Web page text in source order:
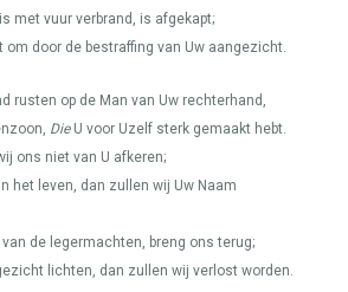
met vuur verbrand, is afgekapt;
om door de bestraffing van Uw aangezicht.
rusten op de Man van Uw rechterhand,
DieU voor Uzelf sterk gemaakt hebt.
ons niet van U afkeren;
het leven, dan zullen wij Uw Naam
van de legermachten, breng ons terug;
lichten, dan zullen wij verlost worden.